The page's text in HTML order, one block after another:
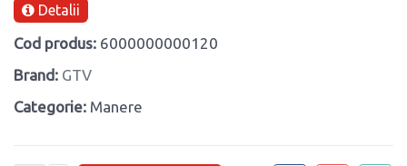
Detalii
Cod produs: 6000000000120
Brand: GTV
Categorie: Manere